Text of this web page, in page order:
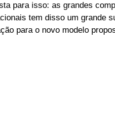
para isso: as grandes
tem disso um grande
para o novo modelo